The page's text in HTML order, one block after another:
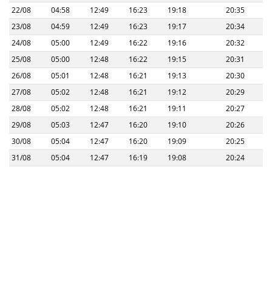
22/08
04:58 12:49 16:23 19:18
20:35
23/08
04:59 12:49 16:23 19:17
20:34
24/08
05:00 12:49 16:22 19:16
20:32
25/08
05:00 12:48 16:22 19:15
20:31
26/08
05:01 12:48 16:21 19:13
20:30
27/08
05:02 12:48 16:21 19:12
20:29
28/08
05:02 12:48 16:21 19:11
20:27
29/08
05:03 12:47 16:20 19:10
20:26
30/08
05:04 12:47 16:20 19:09
20:25
31/08
05:04 12:47 16:19 19:08 20:24